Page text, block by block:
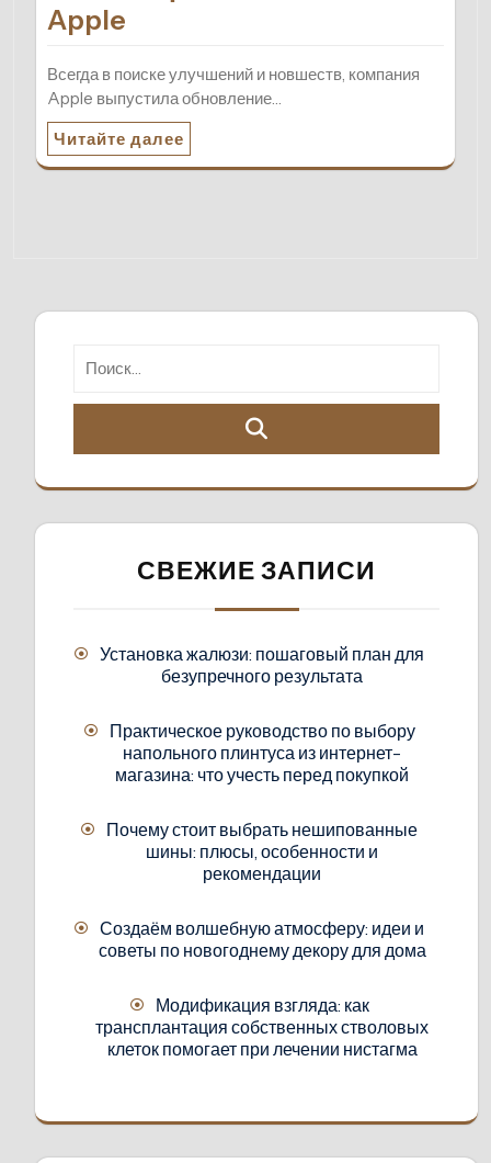
Apple
Всегда в поиске улучшений и новшеств, компания
Apple выпустила обновление…
Читайте далее
СВЕЖИЕ ЗАПИСИ
Установка жалюзи: пошаговый план для
безупречного результата
Практическое руководство по выбору
напольного плинтуса из интернет-
магазина: что учесть перед покупкой
Почему стоит выбрать нешипованные
шины: плюсы, особенности и
рекомендации
Создаём волшебную атмосферу: идеи и
советы по новогоднему декору для дома
Модификация взгляда: как
трансплантация собственных стволовых
клеток помогает при лечении нистагма